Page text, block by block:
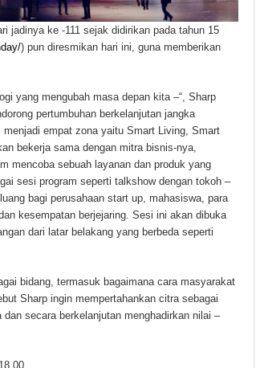
jadinya ke -111 sejak didirikan pada tahun 15
) pun diresmikan hari ini, guna memberikan
yang mengubah masa depan kita –“, Sharp
pertumbuhan berkelanjutan jangka
empat zona yaitu Smart Living, Smart
bekerja sama dengan mitra bisnis-nya,
mencoba sebuah layanan dan produk yang
sesi program seperti talkshow dengan tokoh –
bagi perusahaan start up, mahasiswa, para
kesempatan berjejaring. Sesi ini akan dibuka
dari latar belakang yang berbeda seperti
bidang, termasuk bagaimana cara masyarakat
Sharp ingin mempertahankan citra sebagai
secara berkelanjutan menghadirkan nilai –